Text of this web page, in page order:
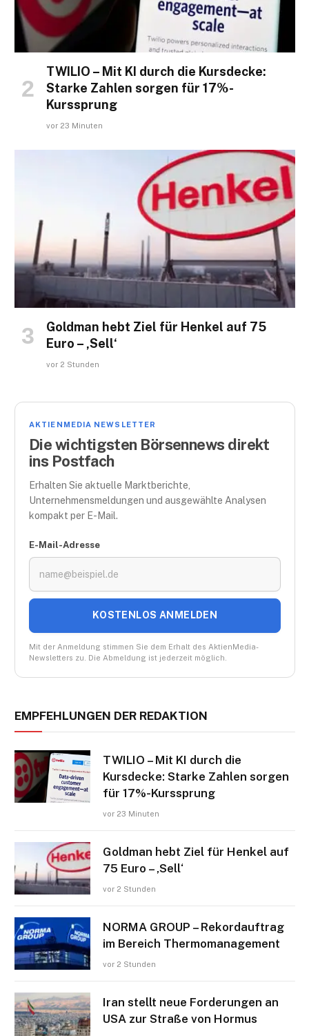
TWILIO – Mit KI durch die Kursdecke:
Starke Zahlen sorgen für 17%-
Kurssprung
vor 23 Minuten
Goldman hebt Ziel für Henkel auf 75
Euro – ‚Sell‘
vor 2 Stunden
AKTIENMEDIA NEWSLETTER
Die wichtigsten Börsennews direkt
ins Postfach
Erhalten Sie aktuelle Marktberichte,
Unternehmensmeldungen und ausgewählte Analysen
kompakt per E-Mail.
E-Mail-Adresse
KOSTENLOS ANMELDEN
Mit der Anmeldung stimmen Sie dem Erhalt des AktienMedia-
Newsletters zu. Die Abmeldung ist jederzeit möglich.
EMPFEHLUNGEN DER REDAKTION
TWILIO – Mit KI durch die
Kursdecke: Starke Zahlen sorgen
für 17%-Kurssprung
vor 23 Minuten
Goldman hebt Ziel für Henkel auf
75 Euro – ‚Sell‘
vor 2 Stunden
NORMA GROUP – Rekordauftrag
im Bereich Thermomanagement
vor 2 Stunden
Iran stellt neue Forderungen an
USA zur Straße von Hormus